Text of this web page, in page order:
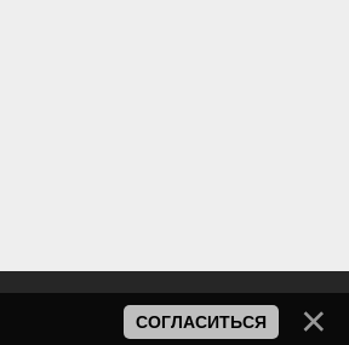
СОГЛАСИТЬСЯ